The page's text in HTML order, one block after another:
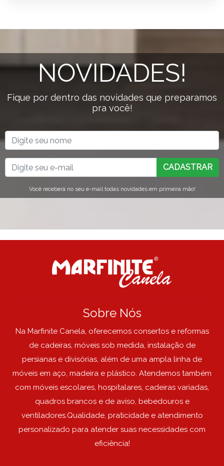
NOVIDADES!
Fique por dentro das novidades que preparamos
pra você!
CADASTRAR
Você receberá no seu e-mail todas novidades em primeira mão!
Sobre Nós
Na Marfinite Canela, oferecemos consertos e reformas
de cadeiras, móveis sob medida, instalação de
persianas e divisórias, além de uma ampla linha de
móveis em aço, madeira e plástico. Atendemos também
com móveis escolares, hospitalares, cadeiras variadas,
quadros brancos e de aviso, bebedouros e
ventiladores.Qualidade, praticidade e atendimento
personalizado para atender suas necessidades com
eficiência!